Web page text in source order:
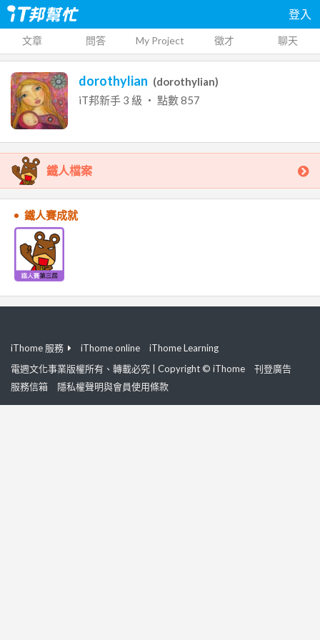
登入
文章 問答 My Project 徵才 聊天
dorothylian (dorothylian)
iT邦新手 3 級 ‧ 點數857
鐵人檔案
鐵人賽成就
iThome 服務 iThome online
iThome Learning
電週文化事業版權所有、轉載必究 | Copyright © iThome
刊登廣告
服務信箱
隱私權聲明與會員使用條款